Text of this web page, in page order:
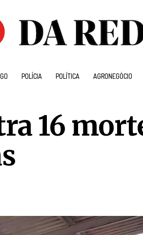
POLÍCIA POLÍTICA AGRONEGÓCIO
16